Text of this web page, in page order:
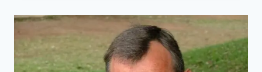
MENINGGAL
ATAU
PNEUMONIA?